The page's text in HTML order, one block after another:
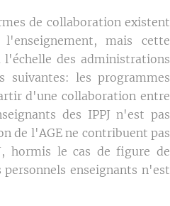
de collaboration existent
mais cette
des administrations
suivantes: les programmes
d'une collaboration entre
des IPPJ n'est pas
de l'AGE ne contribuent pas
hormis le cas de figure de
enseignants n'est